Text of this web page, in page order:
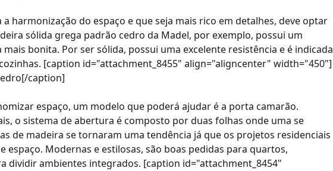
harmonização do espaço e que seja mais rico em detalhes, deve optar
sólida grega padrão cedro da Madel, por exemplo, possui um
bonita. Por ser sólida, possui uma excelente resistência e é indicada
[caption id="attachment_8455" align="aligncenter" width="450"]
caption]
espaço, um modelo que poderá ajudar é a porta camarão.
o sistema de abertura é composto por duas folhas onde uma se
de madeira se tornaram uma tendência já que os projetos residenciais
espaço. Modernas e estilosas, são boas pedidas para quartos,
dividir ambientes integrados. [caption id="attachment_8454"